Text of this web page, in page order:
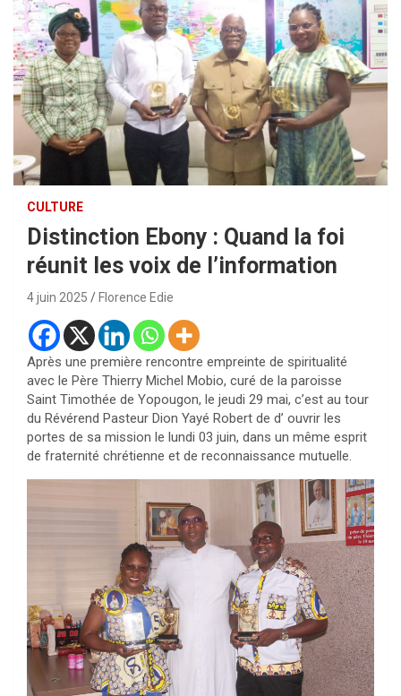
CULTURE
Distinction Ebony : Quand la foi
réunit les voix de l’information
4 juin 2025 Florence Edie
Après une première rencontre empreinte de spiritualité
avec le Père Thierry Michel Mobio, curé de la paroisse
Saint Timothée de Yopougon, le jeudi 29 mai, c’est au tour
du Révérend Pasteur Dion Yayé Robert de d’ ouvrir les
portes de sa mission le lundi 03 juin, dans un même esprit
de fraternité chrétienne et de reconnaissance mutuelle.